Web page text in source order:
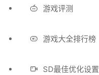
游戏评测
游戏大全排行榜
SD最佳优化设置